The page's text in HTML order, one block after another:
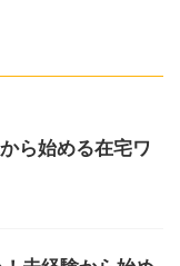
ら始める在宅ワ